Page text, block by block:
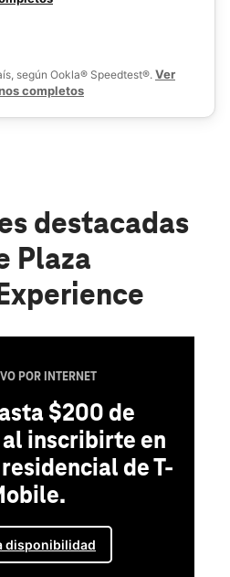
p.m.
según Ookla® Speedtest®. Ver
completos
destacadas
Plaza
POR INTERNET
$200 de
inscribirte en
de T-
disponibilidad